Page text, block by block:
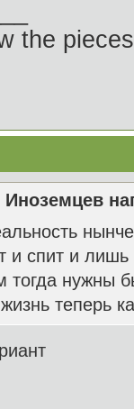
the
и спит и лишь
тогда нужны
теперь